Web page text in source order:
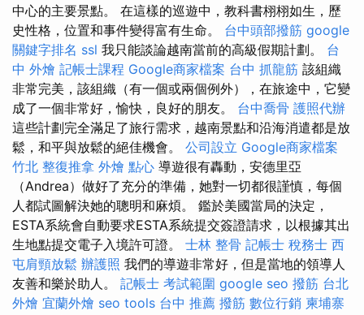
中心的主要景點。 在這樣的巡遊中，教科書栩栩如生，歷
史性格，位置和事件變得富有生命。 台中頭部撥筋 google
關鍵字排名 ssl 我只能談論越南當前的高級假期計劃。 台
中 外燴 記帳士課程 Google商家檔案 台中 抓龍筋 該組織
非常完美，該組織（有一個或兩個例外），在旅途中，它變
成了一個非常好，愉快，良好的朋友。 台中喬骨 護照代辦
這些計劃完全滿足了旅行需求，越南景點和沿海消遣都是放
鬆，和平與放鬆的絕佳機會。 公司設立 Google商家檔案
竹北 整復推拿 外燴 點心 導遊很有轟動，安德里亞
（Andrea）做好了充分的準備，她對一切都很謹慎，每個
人都試圖解決她的聰明和麻煩。 鑑於美國當局的決定，
ESTA系統會自動要求ESTA系統提交簽證請求，以根據其出
生地點提交電子入境許可證。 士林 整骨 記帳士 稅務士 西
屯肩頸放鬆 辦護照 我們的導遊非常好，但是當地的領導人
友善和樂於助人。 記帳士 考試範圍 google seo 撥筋 台北
外燴 宜蘭外燴 seo tools 台中 推薦 撥筋 數位行銷 柬埔寨